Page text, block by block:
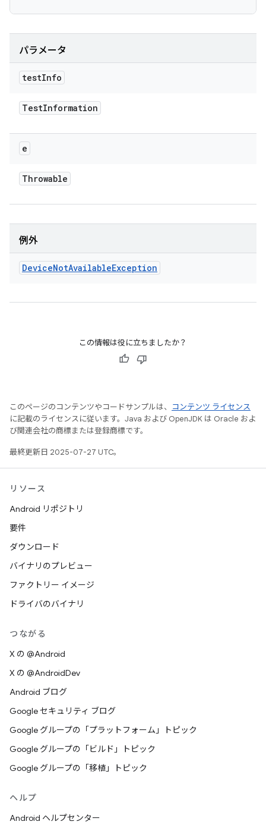
パラメータ
testInfo
TestInformation
e
Throwable
例外
DeviceNotAvailableException
この情報は役に立ちましたか？
このページのコンテンツやコードサンプルは、
コンテンツ ライセンス
に記載のライセンスに従います。Java および OpenJDK は Oracle およ
び関連会社の商標または登録商標です。
最終更新日 2025-07-27 UTC。
リソース
Android リポジトリ
要件
ダウンロード
バイナリのプレビュー
ファクトリー イメージ
ドライバのバイナリ
つながる
X の @Android
X の @AndroidDev
Android ブログ
Google セキュリティ ブログ
Google グループの「プラットフォーム」トピック
Google グループの「ビルド」トピック
Google グループの「移植」トピック
ヘルプ
Android ヘルプセンター